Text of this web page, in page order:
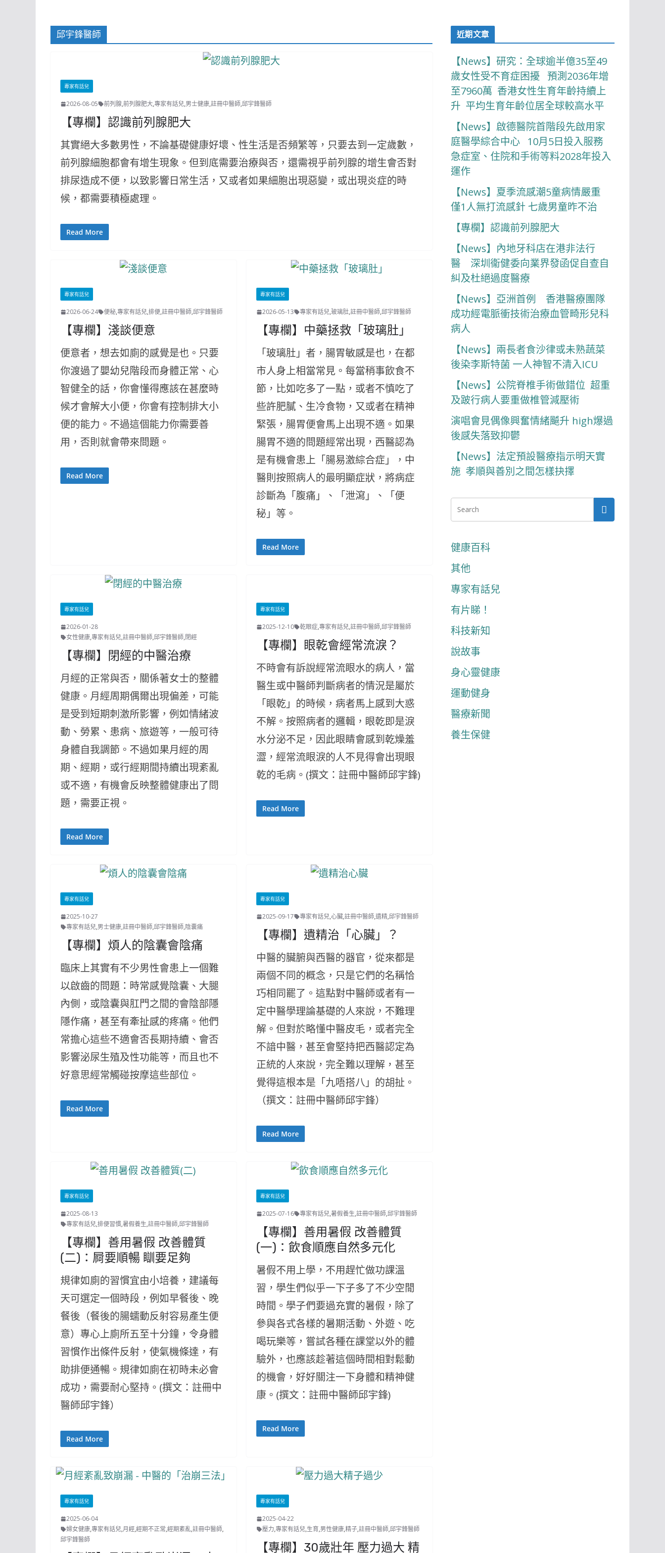
邱宇鋒醫師
專家有話兒
2026-08-05 前列腺,前列腺肥大,專家有話兒,男士健康,註冊中醫師,邱宇鋒醫師
【專欄】認識前列腺肥大
其實絕大多數男性，不論基礎健康好壞、性生活是否頻繁等，只要去到一定歲數，
前列腺細胞都會有增生現象。但到底需要治療與否，還需視乎前列腺的增生會否對
排尿造成不便，以致影響日常生活，又或者如果細胞出現惡變，或出現炎症的時
候，都需要積極處理。
Read More
專家有話兒
2026-06-24 便秘,專家有話兒,排便,註冊中醫師,邱宇鋒醫師
【專欄】淺談便意
便意者，想去如廁的感覺是也。只要
你渡過了嬰幼兒階段而身體正常、心
智健全的話，你會懂得應該在甚麼時
候才會解大小便，你會有控制排大小
便的能力。不過這個能力你需要善
用，否則就會帶來問題。
Read More
專家有話兒
2026-05-13 專家有話兒,玻璃肚,註冊中醫師,邱宇鋒醫師
【專欄】中藥拯救「玻璃肚」
「玻璃肚」者，腸胃敏感是也，在都
市人身上相當常見。每當稍事飲食不
節，比如吃多了一點，或者不慎吃了
些許肥膩、生冷食物，又或者在精神
緊張，腸胃便會馬上出現不適。如果
腸胃不適的問題經常出現，西醫認為
是有機會患上「腸易激綜合症」，中
醫則按照病人的最明顯症狀，將病症
診斷為「腹痛」、「泄瀉」、「便
秘」等。
Read More
專家有話兒
2026-01-28
女性健康,專家有話兒,註冊中醫師,邱宇鋒醫師,閉經
【專欄】閉經的中醫治療
月經的正常與否，關係著女士的整體
健康。月經周期偶爾出現偏差，可能
是受到短期刺激所影響，例如情緒波
動、勞累、患病、旅遊等，一般可待
身體自我調節。不過如果月經的周
期、經期，或行經期間持續出現紊亂
或不適，有機會反映整體健康出了問
題，需要正視。
Read More
專家有話兒
2025-12-10 乾眼症,專家有話兒,註冊中醫師,邱宇鋒醫師
【專欄】眼乾會經常流淚？
不時會有訴說經常流眼水的病人，當
醫生或中醫師判斷病者的情況是屬於
「眼乾」的時候，病者馬上感到大惑
不解。按照病者的邏輯，眼乾即是淚
水分泌不足，因此眼睛會感到乾燥羞
澀，經常流眼淚的人不見得會出現眼
乾的毛病。(撰文：註冊中醫師邱宇鋒)
Read More
專家有話兒
2025-10-27
專家有話兒,男士健康,註冊中醫師,邱宇鋒醫師,陰囊痛
【專欄】煩人的陰囊會陰痛
臨床上其實有不少男性會患上一個難
以啟齒的問題：時常感覺陰囊、大腿
內側，或陰囊與肛門之間的會陰部隱
隱作痛，甚至有牽扯感的疼痛。他們
常擔心這些不適會否長期持續、會否
影響泌尿生殖及性功能等，而且也不
好意思經常觸碰按摩這些部位。
Read More
專家有話兒
2025-09-17 專家有話兒,心臟,註冊中醫師,遺精,邱宇鋒醫師
【專欄】遺精治「心臟」？
中醫的臟腑與西醫的器官，從來都是
兩個不同的概念，只是它們的名稱恰
巧相同罷了。這點對中醫師或者有一
定中醫學理論基礎的人來說，不難理
解。但對於略懂中醫皮毛，或者完全
不諳中醫，甚至會堅持把西醫認定為
正統的人來說，完全難以理解，甚至
覺得這根本是「九唔搭八」的胡扯。
（撰文：註冊中醫師邱宇鋒）
Read More
專家有話兒
2025-08-13
專家有話兒,排便習慣,暑假養生,註冊中醫師,邱宇鋒醫師
【專欄】善用暑假 改善體質
(二)：屙要順暢 瞓要足夠
規律如廁的習慣宜由小培養，建議每
天可選定一個時段，例如早餐後、晚
餐後（餐後的腸蠕動反射容易產生便
意）專心上廁所五至十分鐘，令身體
習慣作出條件反射，使氣機條達，有
助排便通暢。規律如廁在初時未必會
成功，需要耐心堅持。(撰文：註冊中
醫師邱宇鋒）
Read More
專家有話兒
2025-07-16 專家有話兒,暑假養生,註冊中醫師,邱宇鋒醫師
【專欄】善用暑假 改善體質
(一)：飲食順應自然多元化
暑假不用上學，不用趕忙做功課溫
習，學生們似乎一下子多了不少空閒
時間。學子們要過充實的暑假，除了
參與各式各樣的暑期活動、外遊、吃
喝玩樂等，嘗試各種在課堂以外的體
驗外，也應該趁著這個時間相對鬆動
的機會，好好關注一下身體和精神健
康。(撰文：註冊中醫師邱宇鋒)
Read More
專家有話兒
2025-06-04
婦女健康,專家有話兒,月經,經期不正常,經期紊亂,註冊中醫師,
邱宇鋒醫師
專家有話兒
2025-04-22
壓力,專家有話兒,生育,男性健康,精子,註冊中醫師,邱宇鋒醫師
【專欄】30歲壯年 壓力過大 精
近期文章
【News】研究：全球逾半億35至49
歲女性受不育症困擾 預測2036年增
至7960萬 香港女性生育年齡持續上
升 平均生育年齡位居全球較高水平
【News】啟德醫院首階段先啟用家
庭醫學綜合中心 10月5日投入服務
急症室、住院和手術等料2028年投入
運作
【News】夏季流感潮5童病情嚴重
僅1人無打流感針 七歲男童昨不治
【專欄】認識前列腺肥大
【News】內地牙科店在港非法行
醫 深圳衞健委向業界發函促自查自
糾及杜絕過度醫療
【News】亞洲首例 香港醫療團隊
成功經電脈衝技術治療血管畸形兒科
病人
【News】兩長者食沙律或未熟蔬菜
後染李斯特菌 一人神智不清入ICU
【News】公院脊椎手術做錯位 超重
及跛行病人要重做椎管減壓術
演唱會見偶像興奮情緒飇升 high爆過
後感失落致抑鬱
【News】法定預設醫療指示明天實
施 孝順與善別之間怎樣抉擇
健康百科
其他
專家有話兒
有片睇！
科技新知
說故事
身心靈健康
運動健身
醫療新聞
養生保健